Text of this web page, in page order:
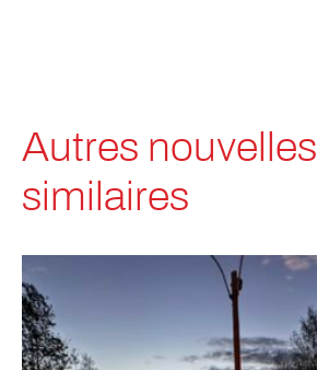
Autres nouvelles
similaires